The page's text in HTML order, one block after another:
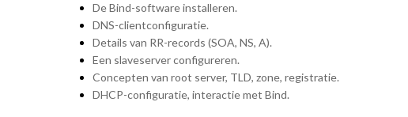
De Bind-software installeren.
DNS-clientconfiguratie.
Details van RR-records (SOA, NS, A).
Een slaveserver configureren.
Concepten van root server, TLD, zone, registratie.
DHCP-configuratie, interactie met Bind.